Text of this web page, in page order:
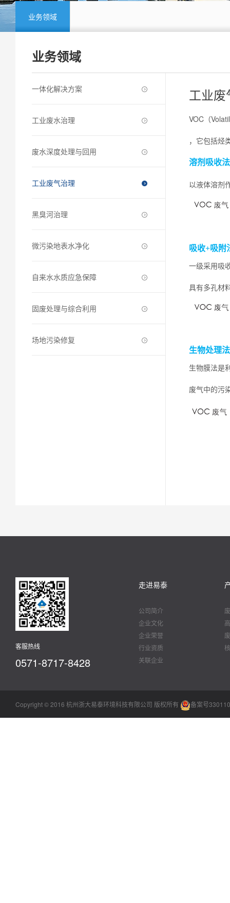
业务领域
业务领域
一体化解决方案
工业废水治理
废水深度处理与回用
工业废气治理
黑臭河治理
微污染地表水净化
自来水水质应急保障
固废处理与综合利用
场地污染修复
工业废
VOC（
，它包括烃
溶剂吸收法
以液体溶剂
吸收+吸附
一级采用吸
具有多孔材
生物处理法
生物膜法是
废气中的污
客服热线
0571-8717-8428
走进易泰
公司简介
企业文化
企业荣誉
行业资质
关联企业
Copyright © 2016 杭州浙大易泰环境科技有限公司 版权所有 备案号